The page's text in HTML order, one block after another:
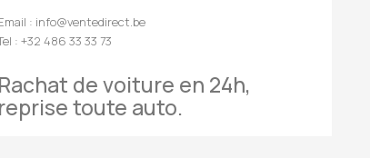
: info@ventedirect.be
: +32 486 33 33 73
Rachat de voiture en 24h,
reprise toute auto.